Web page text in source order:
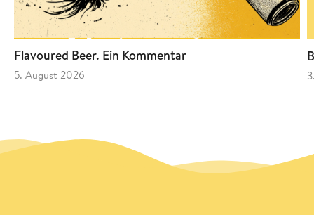
Flavoured Beer. Ein Kommentar
5. August 2026